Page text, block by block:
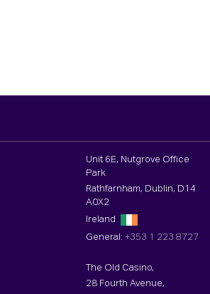
Unit 6E, Nutgrove Office
Park
Rathfarnham, Dublin, D14
A0X2
Ireland
General:+353 1 223 8727
The Old Casino,
28 Fourth Avenue,